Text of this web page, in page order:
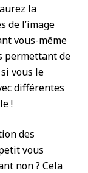
la
de l’image
vous-même
permettant de
vous le
différentes
!
des
vous
non ? Cela